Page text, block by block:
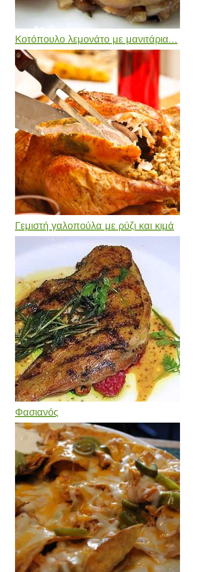
Κοτόπουλο λεμονάτο με μανιτάρια...
Γεμιστή γαλοπούλα με ρύζι και κιμά
Φασιανός